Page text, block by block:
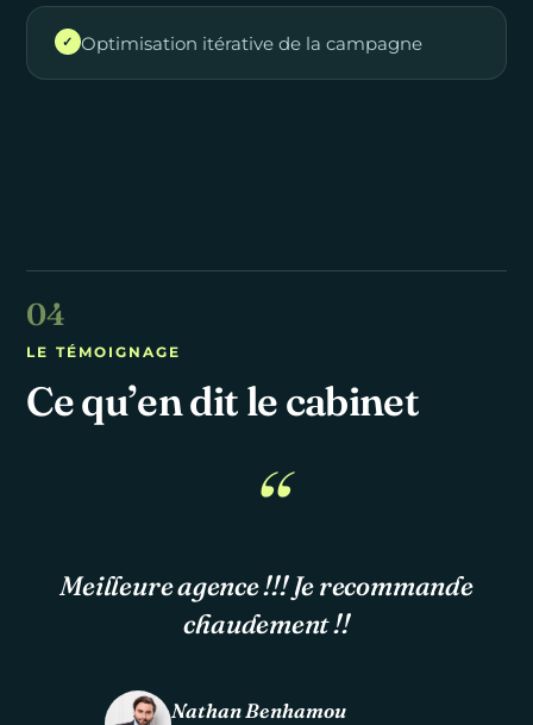
✓ Optimisation itérative de la campagne
LE TÉMOIGNAGE
Ce qu’en dit le cabinet
Meilleure agence !!! Je recommande
chaudement !!
Nathan Benhamou